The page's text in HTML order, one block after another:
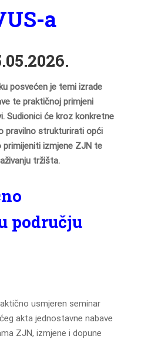
a
posvećen je temi izrade
te praktičnoj primjeni
Sudionici će kroz konkretne
pravilno strukturirati opći
primijeniti izmjene ZJN te
tržišta.
području
usmjeren seminar
akta jednostavne nabave
ZJN, izmjene i dopune